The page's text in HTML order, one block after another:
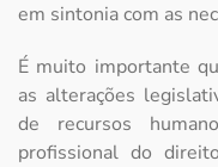
em sintonia com as
É muito importante
as alterações
de recursos
profissional do